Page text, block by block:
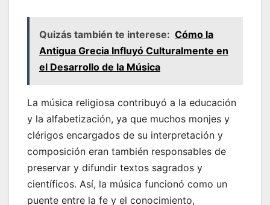
Quizás también te interese: Cómo la
Antigua Grecia Influyó Culturalmente en
el Desarrollo de la Música
La música religiosa contribuyó a la educación
y la alfabetización, ya que muchos monjes y
clérigos encargados de su interpretación y
composición eran también responsables de
preservar y difundir textos sagrados y
científicos. Así, la música funcionó como un
puente entre la fe y el conocimiento,